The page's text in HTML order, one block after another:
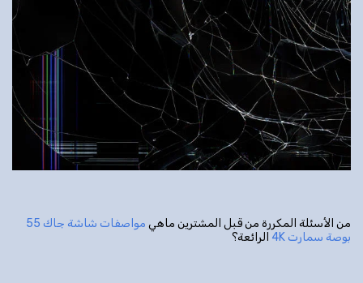
من الأسئلة المكررة من قبل المشترين ماهي
مواصفات شاشة جاك 55
بوصة سمارت 4K
الرائعة؟